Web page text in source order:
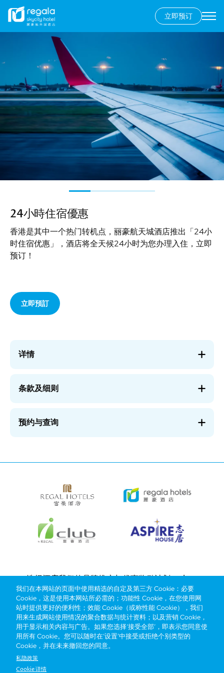
到
要
内
容
立即预订
Secondary
menu
24小時住宿優惠
香港是其中一个热门转机点，丽豪航天城酒店推出「24小
时住宿优惠」，酒店将全天候24小时为您办理入住，立即
预订！
立即預訂
详情
条款及细则
预约与查询
Bottom
menu
选择酒店我们的品牌推广与优惠奖励计划e-shop
管理层简介
抢先一步，掌握最新资讯！
我们在本网站的页面中使用精选的自定及第三方 Cookie：必要
Cookie，这是使用本网站所必需的；功能性 Cookie，在您使用网
站时提供更好的便利性；效能 Cookie（或称性能 Cookie），我们
用来生成网站使用情况的聚合数据与统计资料；以及营销 Cookie，
用于显示相关内容与广告。如果您选择‘接受全部’，即表示您同意使
用所有 Cookie。您可以随时在‘设置’中接受或拒绝个别类型的
Cookie，并在未来撤回您的同意。
私隐政策
Cookie 详情